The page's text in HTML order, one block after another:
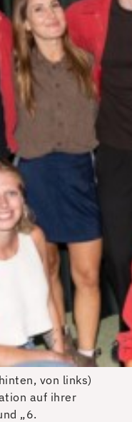
von links)
auf ihrer
„6.